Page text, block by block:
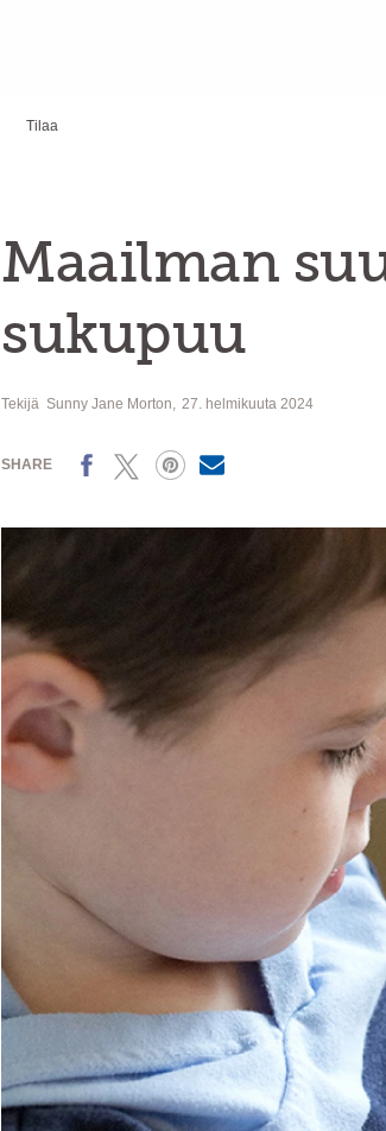
Tilaa
Maailman
sukupuu
Tekijä Sunny Jane Morton 27. helmikuuta 2024
SHARE